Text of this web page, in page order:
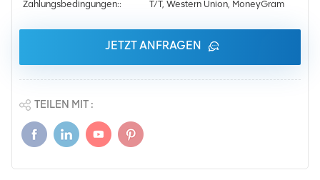
Zahlungsbedingungen::
T/T, Western Union, MoneyGram
JETZT ANFRAGEN
TEILEN MIT :